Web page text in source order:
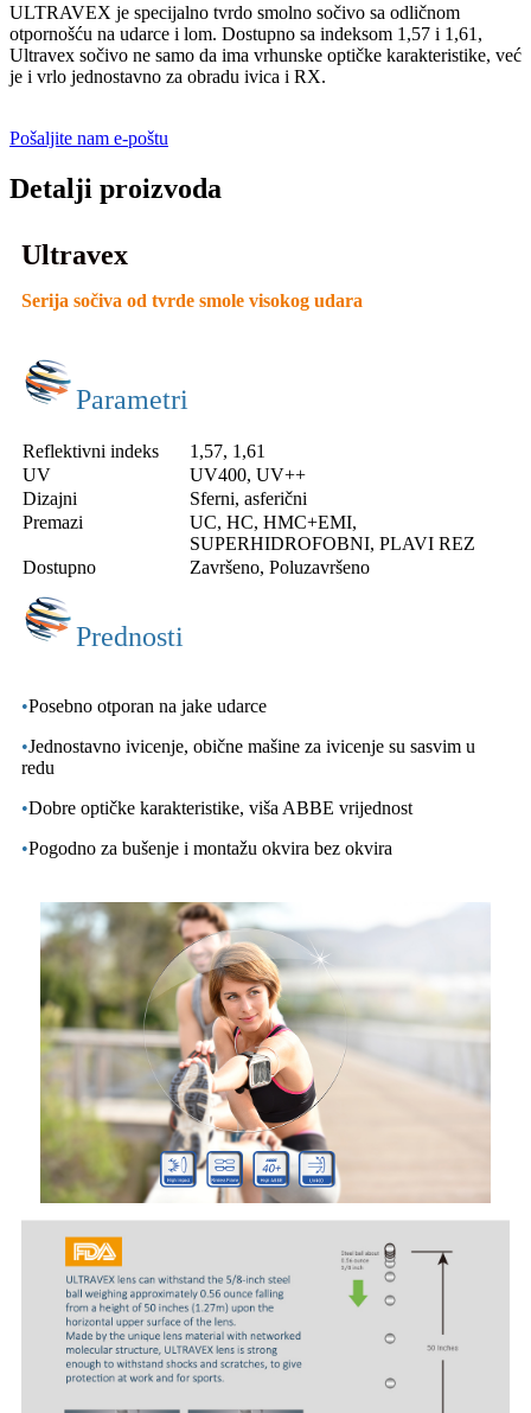
ULTRAVEX je specijalno tvrdo smolno sočivo sa odličnom
otpornošću na udarce i lom. Dostupno sa indeksom 1,57 i 1,61,
Ultravex sočivo ne samo da ima vrhunske optičke karakteristike, već
je i vrlo jednostavno za obradu ivica i RX.
Pošaljite nam e-poštu
Detalji proizvoda
Ultravex
Serija sočiva od tvrde smole visokog udara
Parametri
Reflektivni indeks
1,57, 1,61
UV
UV400, UV++
Dizajni
Sferni, asferični
Premazi
UC, HC, HMC+EMI,
SUPERHIDROFOBNI, PLAVI REZ
Dostupno
Završeno, Poluzavršeno
Prednosti
•Posebno otporan na jake udarce
•Jednostavno ivicenje, obične mašine za ivicenje su sasvim u
redu
•Dobre optičke karakteristike, viša ABBE vrijednost
•Pogodno za bušenje i montažu okvira bez okvira